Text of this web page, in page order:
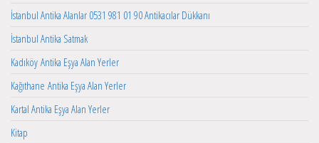
İstanbul Antika Alanlar 0531 981 01 90 Antikacılar Dükkanı
İstanbul Antika Satmak
Kadıköy Antika Eşya Alan Yerler
Kağıthane Antika Eşya Alan Yerler
Kartal Antika Eşya Alan Yerler
Kitap